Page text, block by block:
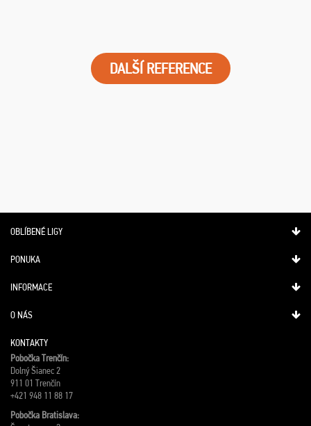
DALŠÍ REFERENCE
OBLÍBENÉ LIGY
PONUKA
INFORMACE
O NÁS
KONTAKTY
Pobočka Trenčín:
Dolný Šianec 2
911 01 Trenčín
+421 948 11 88 17
Pobočka Bratislava: